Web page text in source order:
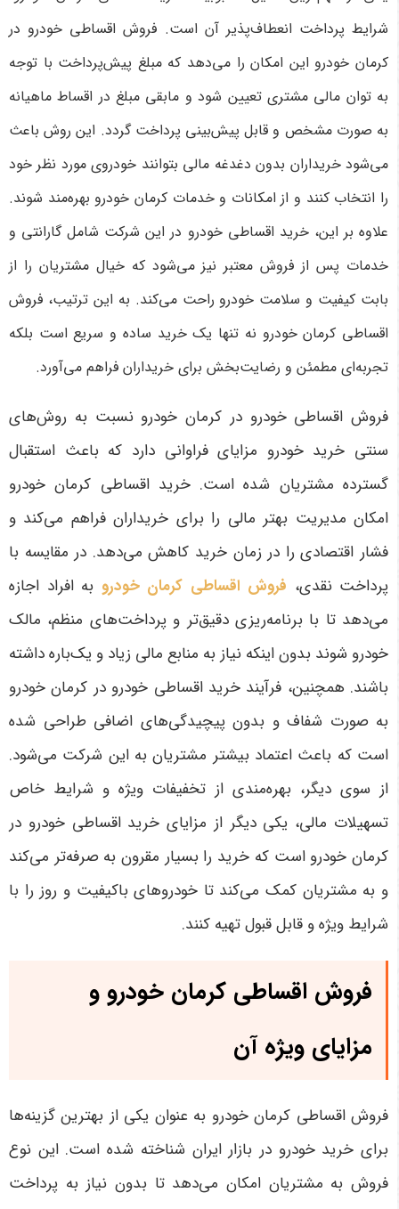
شرایط پرداخت انعطاف‌پذیر آن است. فروش اقساطی خودرو در
کرمان خودرو این امکان را می‌دهد که مبلغ پیش‌پرداخت با توجه
به توان مالی مشتری تعیین شود و مابقی مبلغ در اقساط ماهیانه
به صورت مشخص و قابل پیش‌بینی پرداخت گردد. این روش باعث
می‌شود خریداران بدون دغدغه مالی بتوانند خودروی مورد نظر خود
را انتخاب کنند و از امکانات و خدمات کرمان خودرو بهره‌مند شوند.
علاوه بر این، خرید اقساطی خودرو در این شرکت شامل گارانتی و
خدمات پس از فروش معتبر نیز می‌شود که خیال مشتریان را از
بابت کیفیت و سلامت خودرو راحت می‌کند. به این ترتیب، فروش
اقساطی کرمان خودرو نه تنها یک خرید ساده و سریع است بلکه
تجربه‌ای مطمئن و رضایت‌بخش برای خریداران فراهم می‌آورد.
فروش اقساطی خودرو در کرمان خودرو نسبت به روش‌های
سنتی خرید خودرو مزایای فراوانی دارد که باعث استقبال
گسترده مشتریان شده است. خرید اقساطی کرمان خودرو
امکان مدیریت بهتر مالی را برای خریداران فراهم می‌کند و
فشار اقتصادی را در زمان خرید کاهش می‌دهد. در مقایسه با
پرداخت نقدی، فروش اقساطی کرمان خودرو به افراد اجازه
می‌دهد تا با برنامه‌ریزی دقیق‌تر و پرداخت‌های منظم، مالک
خودرو شوند بدون اینکه نیاز به منابع مالی زیاد و یک‌باره داشته
باشند. همچنین، فرآیند خرید اقساطی خودرو در کرمان خودرو
به صورت شفاف و بدون پیچیدگی‌های اضافی طراحی شده
است که باعث اعتماد بیشتر مشتریان به این شرکت می‌شود.
از سوی دیگر، بهره‌مندی از تخفیفات ویژه و شرایط خاص
تسهیلات مالی، یکی دیگر از مزایای خرید اقساطی خودرو در
کرمان خودرو است که خرید را بسیار مقرون به صرفه‌تر می‌کند
و به مشتریان کمک می‌کند تا خودروهای باکیفیت و روز را با
شرایط ویژه و قابل قبول تهیه کنند.
فروش اقساطی کرمان خودرو و
مزایای ویژه آن
فروش اقساطی کرمان خودرو به عنوان یکی از بهترین گزینه‌ها
برای خرید خودرو در بازار ایران شناخته شده است. این نوع
فروش به مشتریان امکان می‌دهد تا بدون نیاز به پرداخت